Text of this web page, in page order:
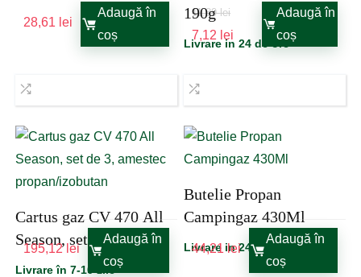
28,61 lei
Adaugă în
coș
190g
Livrare in 24 de ore
11,89lei
Prețul
11,89 lei.
7,12 lei
Adaugă în
coș
Cartus gaz CV 470 All
Season, set de 3,
amestec
Livrare în 7-10 zile
195,12 lei
Adaugă în
coș
Butelie Propan
Campingaz 430Ml
Livrare in 24 de ore
44,21lei
Adaugă în
coș